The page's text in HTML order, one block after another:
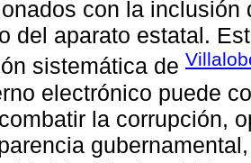
con la
del aparato estatal.
sistemática de
electrónico puede
la corrupción,